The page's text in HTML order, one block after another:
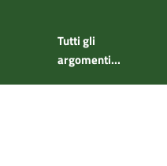
Tutti gli
argomenti...